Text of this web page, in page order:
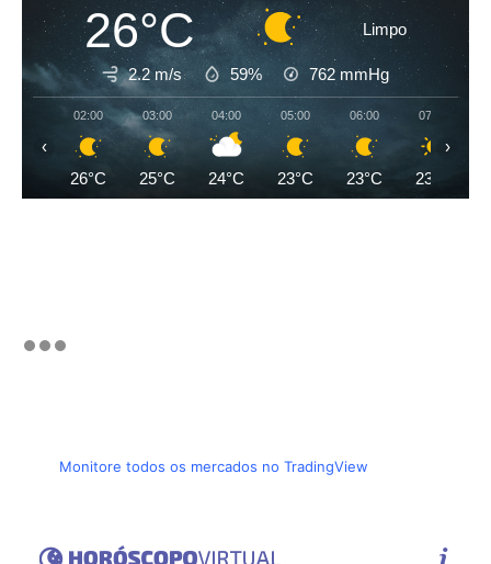
26°C Limpo
2.2 m/s 59% 762 mmHg
02:00
26°C
03:00
25°C
04:00
24°C
05:00
23°C
06:00
23°C
07:00
23°C
‹ ›
Monitore todos os mercados no TradingView